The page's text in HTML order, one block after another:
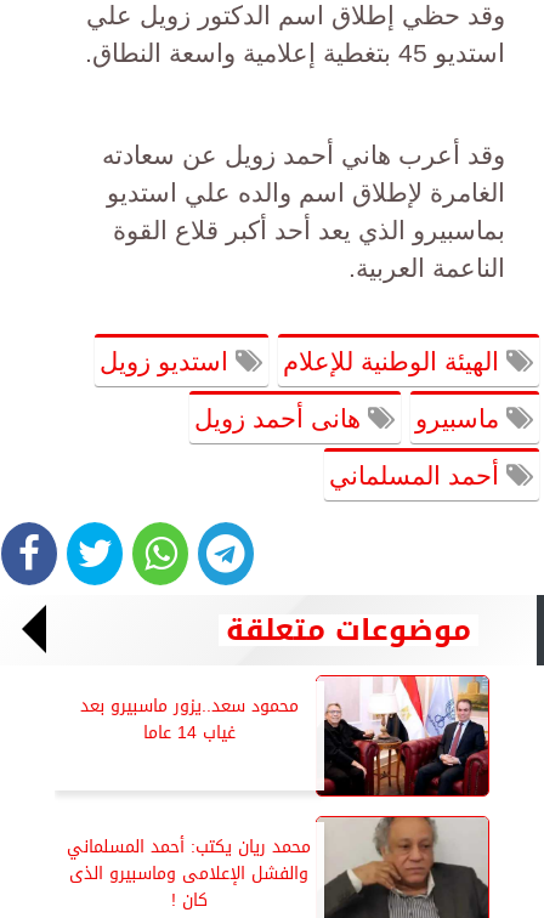
وقد حظي إطلاق اسم الدكتور زويل علي
استديو 45 بتغطية إعلامية واسعة النطاق.
وقد أعرب هاني أحمد زويل عن سعادته
الغامرة لإطلاق اسم والده علي استديو
بماسبيرو الذي يعد أحد أكبر قلاع القوة
الناعمة العربية.
الهيئة الوطنية للإعلام استديو زويل
ماسبيرو هانى أحمد زويل
أحمد المسلماني
موضوعات متعلقة
محمود سعد..يزور ماسبيرو بعد
غياب 14 عاما
محمد ريان يكتب: أحمد المسلماني
والفشل الإعلامى وماسبيرو الذى
كان !